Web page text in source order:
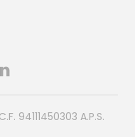
94111450303 A.P.S.